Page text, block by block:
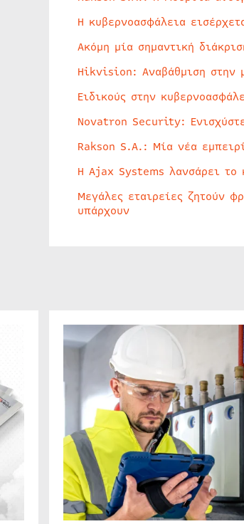
Η κυβερνοασφάλεια
Ακόμη μία σημαντική
Hikvision: Αναβάθμιση
Ειδικούς στην
Novatron Security:
Rakson S.A.: Μία νέα
Η Ajax Systems λανσάρει το
Μεγάλες εταιρείες ζητούν
υπάρχουν